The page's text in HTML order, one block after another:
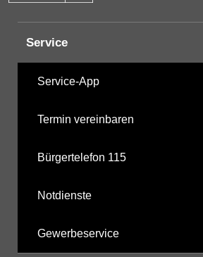
Service
Service-App
Termin vereinbaren
Bürgertelefon 115
Notdienste
Gewerbeservice